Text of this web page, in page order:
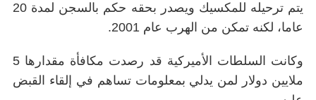
يتم ترحيله للمكسيك ويصدر بحقه حكم بالسجن لمدة 20
عاما، لكنه تمكن من الهرب عام 2001.
وكانت السلطات الأميركية قد رصدت مكافأة مقدارها 5
ملايين دولار لمن يدلي بمعلومات تساهم في إلقاء القبض